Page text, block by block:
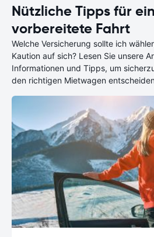
Nützliche Tipps für
vorbereitete Fahrt
Welche Versicherung sollte ich
Kaution auf sich? Lesen Sie unsere
Informationen und Tipps, um
den richtigen Mietwagen